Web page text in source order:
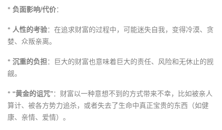
* 负面影响/代价：
* 人性的考验：在追求财富的过程中，可能迷失自我，变得冷漠、贪
婪、众叛亲离。
* 沉重的负担：巨大的财富也意味着巨大的责任、风险和无休止的觊
觎。
* “黄金的诅咒”：财富以一种意想不到的方式带来不幸，比如被亲人
算计、被各方势力追杀，或者失去了生命中真正宝贵的东西（如健
康、亲情、爱情）。